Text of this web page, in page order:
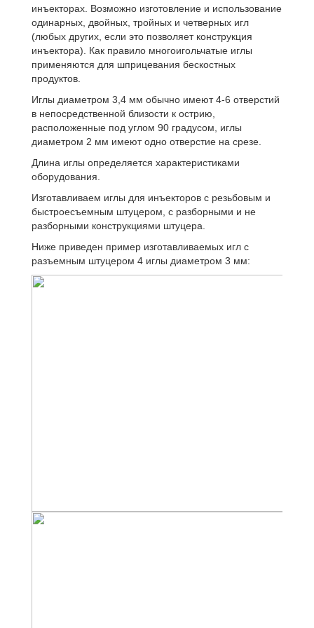
инъекторах. Возможно изготовление и использование
одинарных, двойных, тройных и четверных игл
(любых других, если это позволяет конструкция
инъектора). Как правило многоигольчатые иглы
применяются для шприцевания бескостных
продуктов.
Иглы диаметром 3,4 мм обычно имеют 4-6 отверстий
в непосредственной близости к острию,
расположенные под углом 90 градусом, иглы
диаметром 2 мм имеют одно отверстие на срезе.
Длина иглы определяется характеристиками
оборудования.
Изготавливаем иглы для инъекторов с резьбовым и
быстроесъемным штуцером, с разборными и не
разборными конструкциями штуцера.
Ниже приведен пример изготавливаемых игл с
разъемным штуцером 4 иглы диаметром 3 мм: